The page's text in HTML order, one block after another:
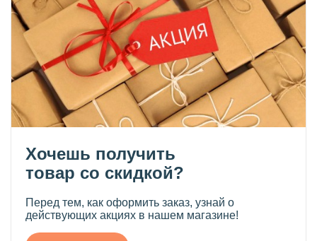
Хочешь получить
товар со скидкой?
Перед тем, как оформить заказ, узнай о
действующих акциях в нашем магазине!